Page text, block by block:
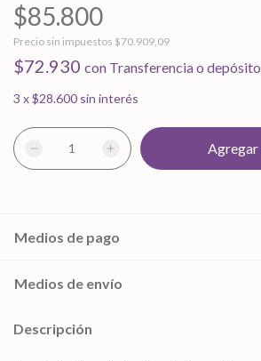
$85.800
Precio sin impuestos $70.909,09
$72.930 con Transferencia o depósito
3 x$28.600 sin interés
Medios de pago
Medios de envío
Descripción